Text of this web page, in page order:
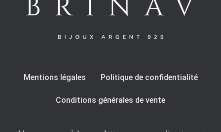
Mentions légales Politique de confidentialité
Conditions générales de vente